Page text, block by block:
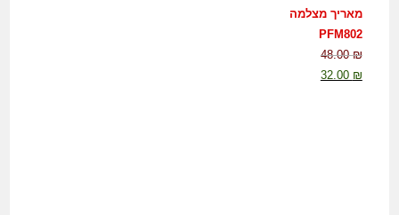
מאריך מצלמה
PFM802
48.00₪
32.00 ₪